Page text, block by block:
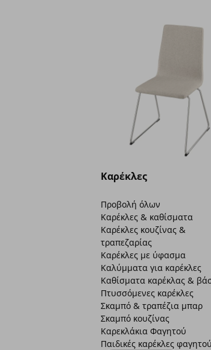
Καρέκλες
Προβολή όλων
Καρέκλες & καθίσματα
Καρέκλες κουζίνας &
τραπεζαρίας
Καρέκλες με ύφασμα
Καλύμματα για καρέκλες
Καθίσματα καρέκλας &
Πτυσσόμενες καρέκλες
Σκαμπό & τραπέζια μπαρ
Σκαμπό κουζίνας
Καρεκλάκια Φαγητού
Παιδικές καρέκλες φαγητού